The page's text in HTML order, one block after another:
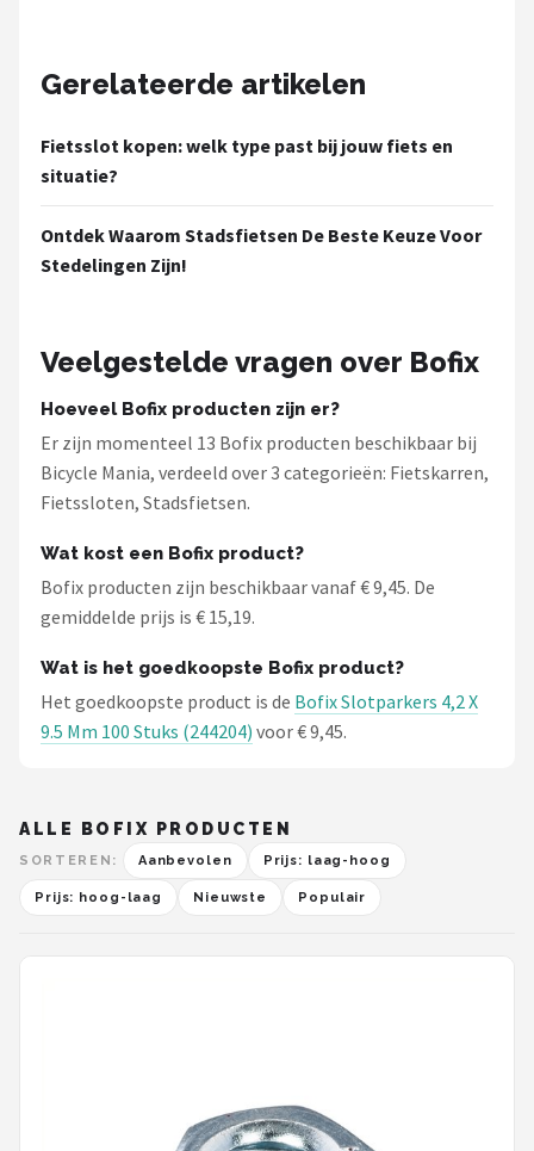
Gerelateerde artikelen
Fietsslot kopen: welk type past bij jouw fiets en
situatie?
Ontdek Waarom Stadsfietsen De Beste Keuze Voor
Stedelingen Zijn!
Veelgestelde vragen over Bofix
Hoeveel Bofix producten zijn er?
Er zijn momenteel 13 Bofix producten beschikbaar bij
Bicycle Mania, verdeeld over 3 categorieën: Fietskarren,
Fietssloten, Stadsfietsen.
Wat kost een Bofix product?
Bofix producten zijn beschikbaar vanaf € 9,45. De
gemiddelde prijs is € 15,19.
Wat is het goedkoopste Bofix product?
Het goedkoopste product is de Bofix Slotparkers 4,2 X
9.5 Mm 100 Stuks (244204) voor € 9,45.
ALLE BOFIX PRODUCTEN
SORTEREN: Aanbevolen Prijs: laag-hoog
Prijs: hoog-laag Nieuwste Populair